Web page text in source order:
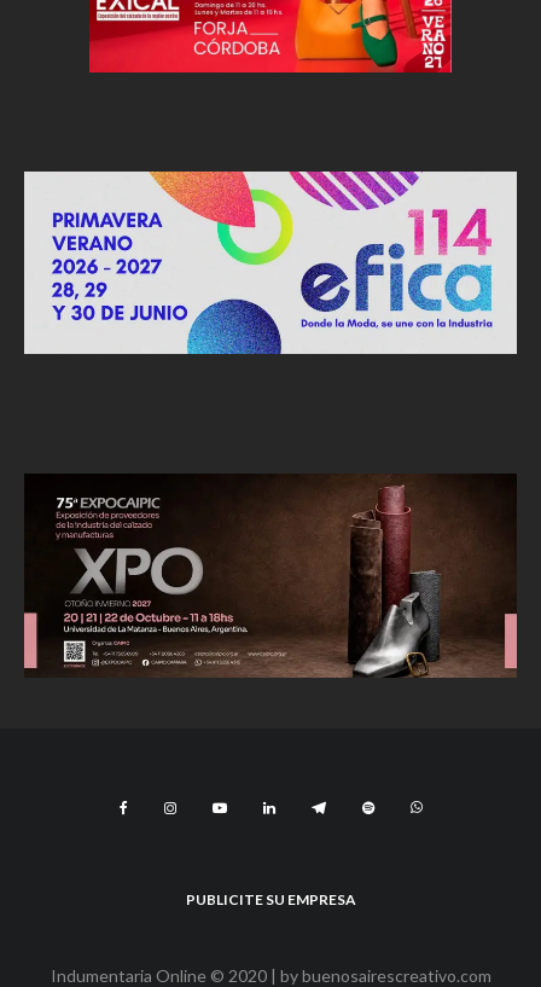
PUBLICITE SU EMPRESA
Indumentaria Online © 2020 | bybuenosairescreativo.com